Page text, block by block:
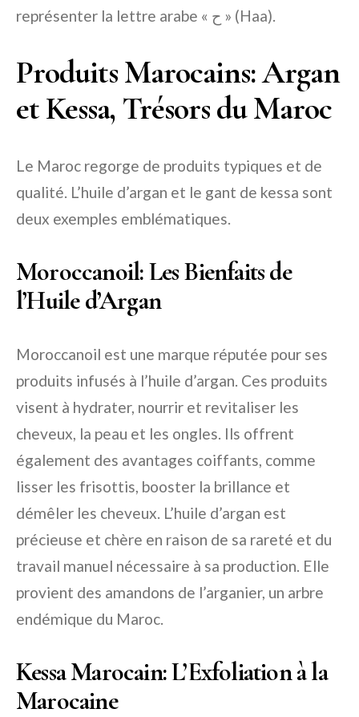
représenter la lettre arabe « ح » (Haa).
Produits Marocains: Argan
et Kessa, Trésors du Maroc
Le Maroc regorge de produits typiques et de
qualité. L’huile d’argan et le gant de kessa sont
deux exemples emblématiques.
Moroccanoil: Les Bienfaits de
l’Huile d’Argan
Moroccanoil est une marque réputée pour ses
produits infusés à l’huile d’argan. Ces produits
visent à hydrater, nourrir et revitaliser les
cheveux, la peau et les ongles. Ils offrent
également des avantages coiffants, comme
lisser les frisottis, booster la brillance et
démêler les cheveux. L’huile d’argan est
précieuse et chère en raison de sa rareté et du
travail manuel nécessaire à sa production. Elle
provient des amandons de l’arganier, un arbre
endémique du Maroc.
Kessa Marocain: L’Exfoliation à la
Marocaine